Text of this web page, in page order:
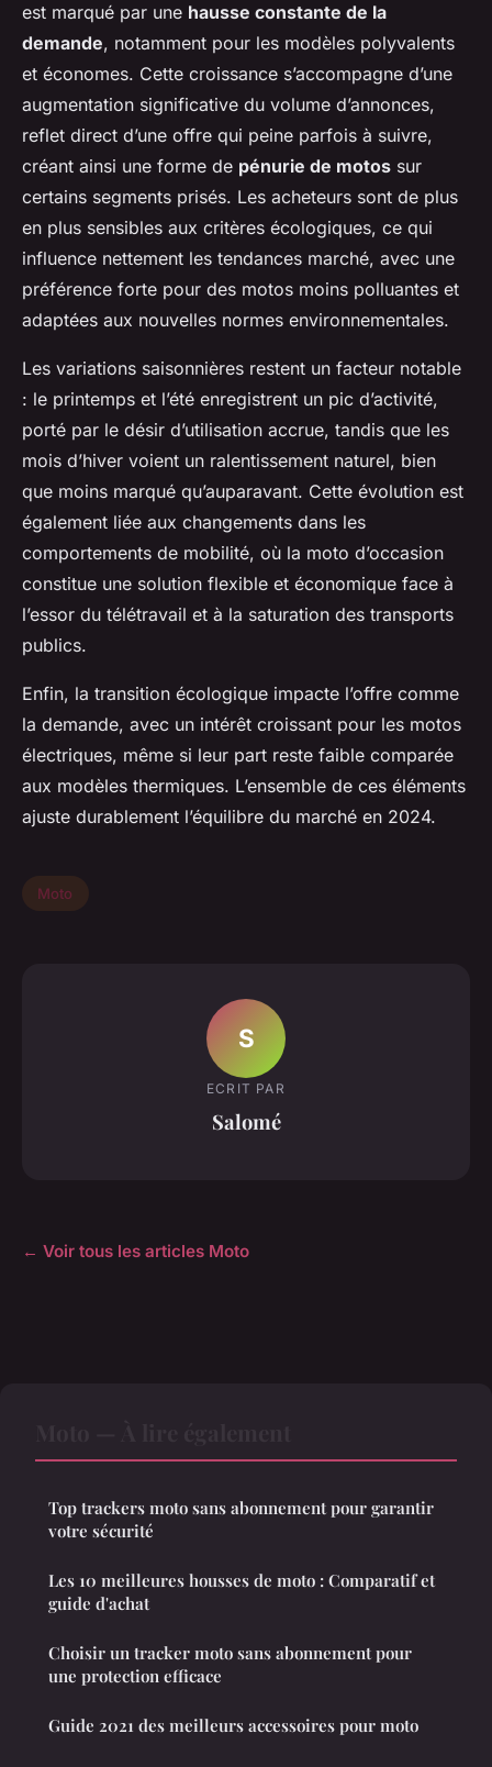
est marqué par une hausse constante de la
demande, notamment pour les modèles polyvalents
et économes. Cette croissance s’accompagne d’une
augmentation significative du volume d’annonces,
reflet direct d’une offre qui peine parfois à suivre,
créant ainsi une forme de pénurie de motos sur
certains segments prisés. Les acheteurs sont de plus
en plus sensibles aux critères écologiques, ce qui
influence nettement les tendances marché, avec une
préférence forte pour des motos moins polluantes et
adaptées aux nouvelles normes environnementales.
Les variations saisonnières restent un facteur notable
: le printemps et l’été enregistrent un pic d’activité,
porté par le désir d’utilisation accrue, tandis que les
mois d’hiver voient un ralentissement naturel, bien
que moins marqué qu’auparavant. Cette évolution est
également liée aux changements dans les
comportements de mobilité, où la moto d’occasion
constitue une solution flexible et économique face à
l’essor du télétravail et à la saturation des transports
publics.
Enfin, la transition écologique impacte l’offre comme
la demande, avec un intérêt croissant pour les motos
électriques, même si leur part reste faible comparée
aux modèles thermiques. L’ensemble de ces éléments
ajuste durablement l’équilibre du marché en 2024.
Moto
S
ECRIT PAR
Salomé
← Voir tous les articles Moto
Top trackers moto sans abonnement pour garantir
votre sécurité
Les 10 meilleures housses de moto : Comparatif et
guide d'achat
Choisir un tracker moto sans abonnement pour
une protection efficace
Guide 2021 des meilleurs accessoires pour moto